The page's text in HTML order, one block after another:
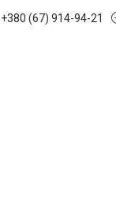
+380 (67) 914-94-21